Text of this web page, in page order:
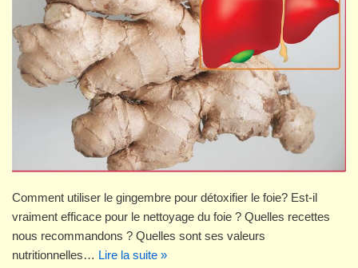
Comment utiliser le gingembre pour détoxifier le foie? Est-il
vraiment efficace pour le nettoyage du foie ? Quelles recettes
nous recommandons ? Quelles sont ses valeurs
nutritionnelles… Lire la suite »